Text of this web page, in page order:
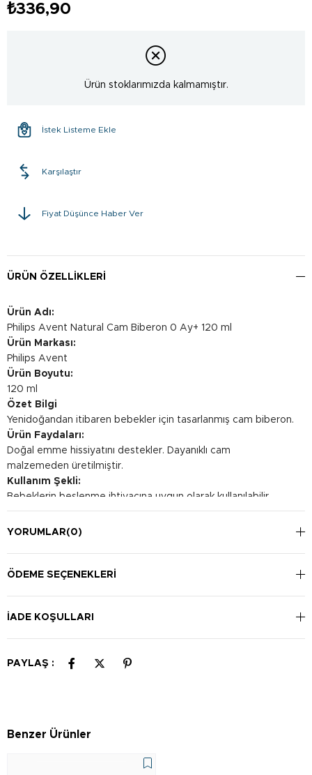
₺336,90
Ürün stoklarımızda kalmamıştır.
İstek Listeme Ekle
Karşılaştır
Fiyat Düşünce Haber Ver
ÜRÜN ÖZELLIKLERI
Ürün Adı:
Philips Avent Natural Cam Biberon 0 Ay+ 120 ml
Ürün Markası:
Philips Avent
Ürün Boyutu:
120 ml
Özet Bilgi
Yenidoğandan itibaren bebekler için tasarlanmış cam biberon.
Ürün Faydaları:
Doğal emme hissiyatını destekler. Dayanıklı cam
malzemeden üretilmiştir.
Kullanım Şekli:
Bebeklerin beslenme ihtiyacına uygun olarak kullanılabilir.
Temizlik talimatlarına uygun şekilde temizlenmelidir.
YORUMLAR(0)
ÖDEME SEÇENEKLERI
İADE KOŞULLARI
PAYLAŞ :
Benzer Ürünler